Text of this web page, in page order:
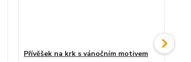
Přívěšek na krk s vánočním motivem